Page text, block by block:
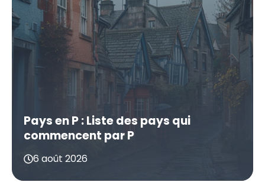
Pays en P : Liste des pays qui
commencent par P
6 août 2026